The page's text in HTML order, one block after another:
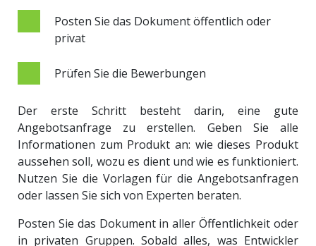
Posten Sie das Dokument öffentlich oder
privat
Prüfen Sie die Bewerbungen
Der erste Schritt besteht darin, eine gute
Angebotsanfrage zu erstellen. Geben Sie alle
Informationen zum Produkt an: wie dieses Produkt
aussehen soll, wozu es dient und wie es funktioniert.
Nutzen Sie die Vorlagen für die Angebotsanfragen
oder lassen Sie sich von Experten beraten.
Posten Sie das Dokument in aller Öffentlichkeit oder
in privaten Gruppen. Sobald alles, was Entwickler